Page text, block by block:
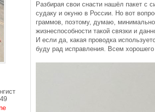
49
Разбирая свои снасти нашёл пакет с
судаку и окуню в России. Но вот
граммов, поэтому, думаю,
жизнеспособности такой связки и
И если да, какая проводка
буду рад исправления. Всем